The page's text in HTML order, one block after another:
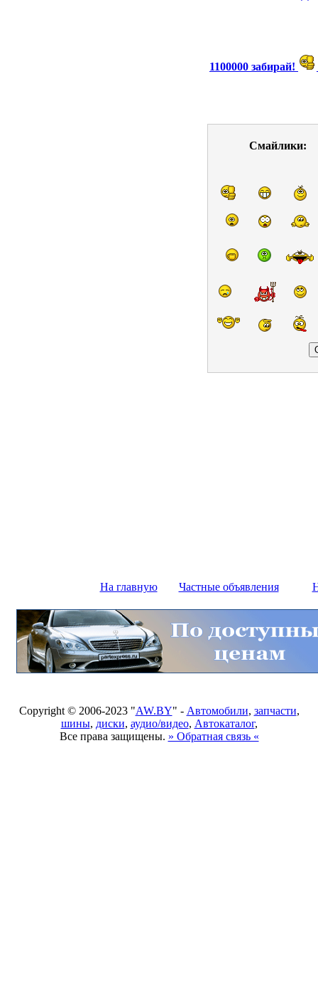
1100000 забирай!
Смайлики:
На главную Частные объявления
Copyright © 2006-2023 "AW.BY" - Автомобили, запчасти,
шины, диски, аудио/видео, Автокаталог,
Все права защищены. » Обратная связь «